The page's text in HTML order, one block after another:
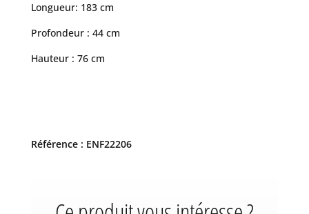
Longueur: 183 cm
Profondeur : 44 cm
Hauteur : 76 cm
Référence : ENF22206